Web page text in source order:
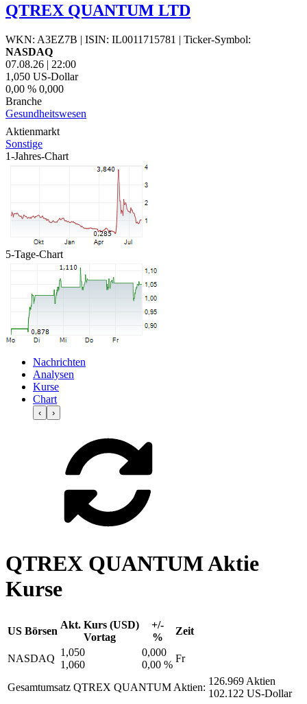
QTREX QUANTUM LTD
WKN: A3EZ7B | ISIN: IL0011715781 | Ticker-Symbol:
NASDAQ
07.08.26 | 22:00
1,050 US-Dollar
0,00 % 0,000
Branche
Gesundheitswesen
Aktienmarkt
Sonstige
1-Jahres-Chart
5-Tage-Chart
Nachrichten
Analysen
Kurse
Chart
‹ ›
QTREX QUANTUM Aktie
Kurse
US Börsen
Akt. Kurs (USD)
Vortag
+/-
%
Zeit
NASDAQ
1,050
1,060
0,000
0,00 %
Fr
Gesamtumsatz QTREX QUANTUM Aktien:
126.969 Aktien
102.122 US-Dollar